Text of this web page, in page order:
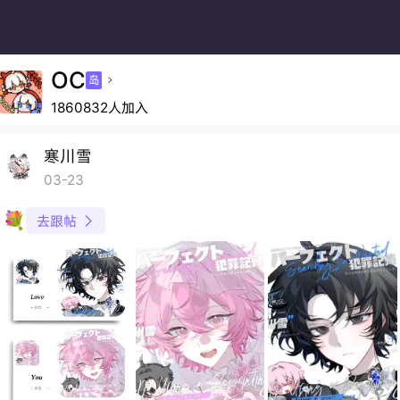
OC 岛 
1860832人加入
寒川雪
03-23
💐 去跟帖 